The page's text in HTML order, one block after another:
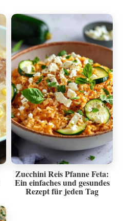
Zucchini Reis Pfanne Feta:
Ein einfaches und gesundes
Rezept für jeden Tag